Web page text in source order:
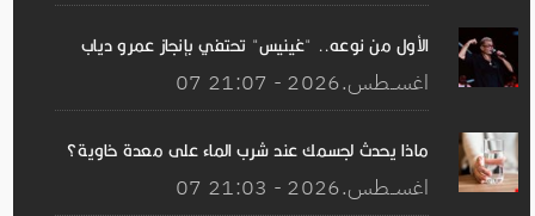
الأول من نوعه.. "غينيس" تحتفي بإنجاز عمرو دياب
07 اغســطس.2026 - 21:07
ماذا يحدث لجسمك عند شرب الماء على معدة خاوية؟
07 اغســطس.2026 - 21:03